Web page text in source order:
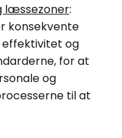
læssezoner:
konsekvente
effektivitet og
for at
og
til at